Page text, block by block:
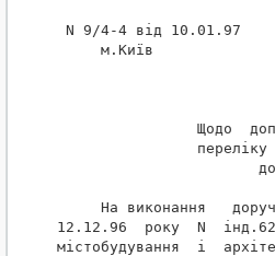
N 9/4-4 від 10.01.97
     м.Київ
Щодо
переліку
На виконання
12.12.96  року  N
містобудування  і